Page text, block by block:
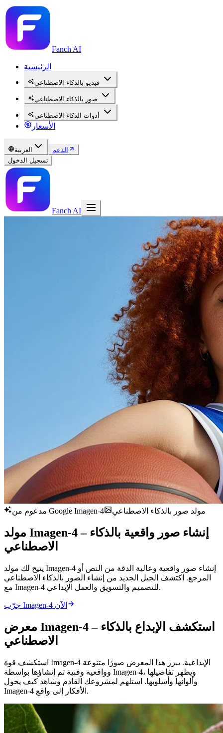
Fanch AI
الرئيسية
فيديو بالذكاء الاصطناعي
صور بالذكاء الاصطناعي
أدوات الذكاء الاصطناعي
الأسعار
العربية
الدعم
تسجيل الدخول
Fanch AI
مدعوم من Google Imagen-4 مولد صور بالذكاء الاصطناعي
مولد Imagen-4 – إنشاء صور واقعية بالذكاء
الاصطناعي
يتيح لك مولد Imagen-4 إنشاء صور واقعية وعالية الدقة من النص أو
المرجع. اكتشف الجيل الجديد من إنشاء الصور بالذكاء الاصطناعي
مع Imagen-4 للتصميم والتسويق والعمل الإبداعي.
جرّب Imagen-4 الآن
معرض Imagen-4 – استكشف الإبداع بالذكاء
الاصطناعي
استكشف قوة Imagen-4 الإبداعية. يبرز هذا المعرض صورًا متنوعة
وواقعية وفنية تم إنشاؤها بواسطة Imagen-4، ويظهر تفاصيلها
وألوانها وأسلوبها. استلهم لمشروعك القادم وشاهد كيف يحول
Imagen-4 الأفكار إلى واقع.